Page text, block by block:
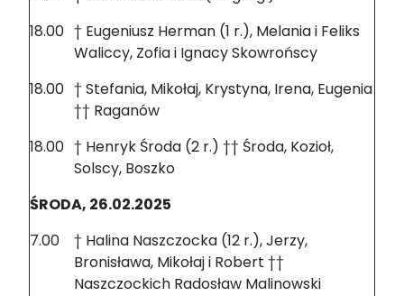
18.00 † Eugeniusz Herman (1 r.), Melania i Feliks
Waliccy, Zofia i Ignacy Skowrońscy
18.00 † Stefania, Mikołaj, Krystyna, Irena, Eugenia
†† Raganów
18.00 † Henryk Środa (2 r.) †† Środa, Kozioł,
Solscy, Boszko
ŚRODA, 26.02.2025
7.00
† Halina Naszczocka (12 r.), Jerzy,
Bronisława, Mikołaj i Robert ††
Naszczockich Radosław Malinowski